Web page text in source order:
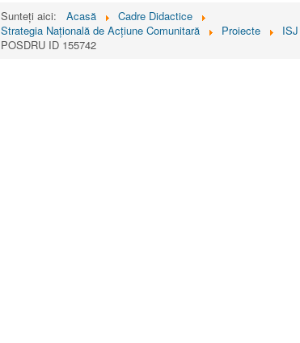
Sunteți aici: Acasă
Cadre Didactice
Strategia Naţională de Acţiune Comunitară
Proiecte
ISJ
POSDRU ID 155742